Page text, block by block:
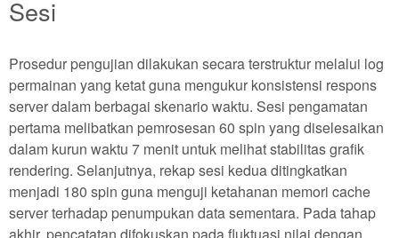
Sesi
Prosedur pengujian dilakukan secara terstruktur melalui log
permainan yang ketat guna mengukur konsistensi respons
server dalam berbagai skenario waktu. Sesi pengamatan
pertama melibatkan pemrosesan 60 spin yang diselesaikan
dalam kurun waktu 7 menit untuk melihat stabilitas grafik
rendering. Selanjutnya, rekap sesi kedua ditingkatkan
menjadi 180 spin guna menguji ketahanan memori cache
server terhadap penumpukan data sementara. Pada tahap